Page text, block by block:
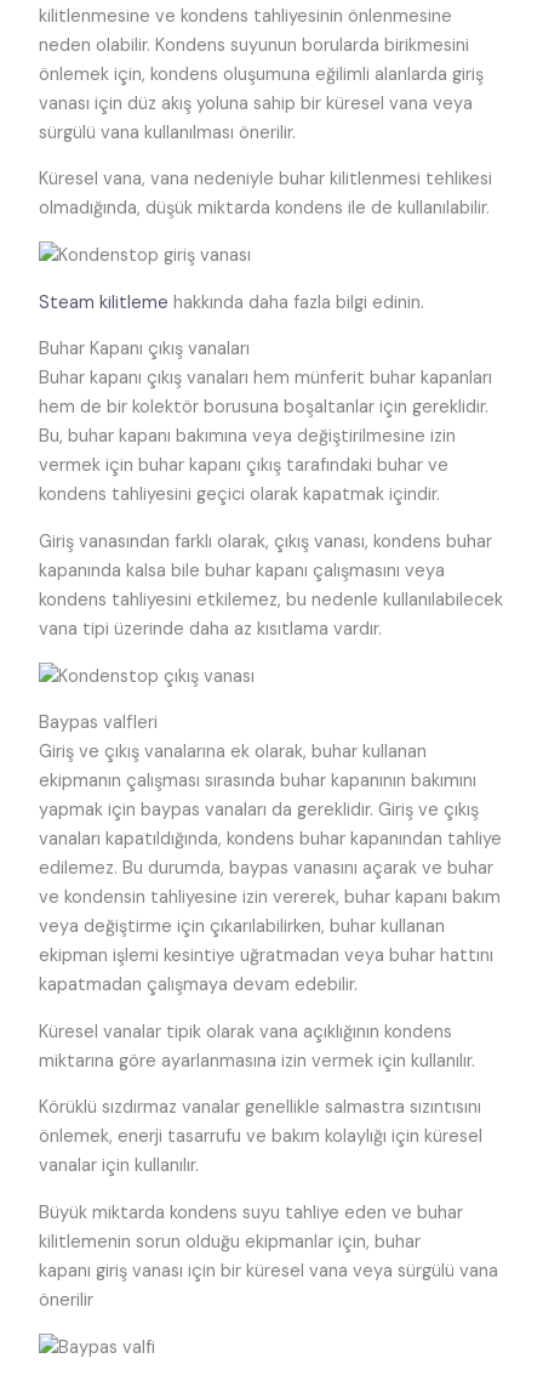
kilitlenmesine ve kondens tahliyesinin önlenmesine
neden olabilir. Kondens suyunun borularda birikmesini
önlemek için, kondens oluşumuna eğilimli alanlarda giriş
vanası için düz akış yoluna sahip bir küresel vana veya
sürgülü vana kullanılması önerilir.
Küresel vana, vana nedeniyle buhar kilitlenmesi tehlikesi
olmadığında, düşük miktarda kondens ile de kullanılabilir.
Steam kilitleme hakkında daha fazla bilgi edinin.
Buhar Kapanı çıkış vanaları
Buhar kapanı çıkış vanaları hem münferit buhar kapanları
hem de bir kolektör borusuna boşaltanlar için gereklidir.
Bu, buhar kapanı bakımına veya değiştirilmesine izin
vermek için buhar kapanı çıkış tarafındaki buhar ve
kondens tahliyesini geçici olarak kapatmak içindir.
Giriş vanasından farklı olarak, çıkış vanası, kondens buhar
kapanında kalsa bile buhar kapanı çalışmasını veya
kondens tahliyesini etkilemez, bu nedenle kullanılabilecek
vana tipi üzerinde daha az kısıtlama vardır.
Baypas valfleri
Giriş ve çıkış vanalarına ek olarak, buhar kullanan
ekipmanın çalışması sırasında buhar kapanının bakımını
yapmak için baypas vanaları da gereklidir. Giriş ve çıkış
vanaları kapatıldığında, kondens buhar kapanından tahliye
edilemez. Bu durumda, baypas vanasını açarak ve buhar
ve kondensin tahliyesine izin vererek, buhar kapanı bakım
veya değiştirme için çıkarılabilirken, buhar kullanan
ekipman işlemi kesintiye uğratmadan veya buhar hattını
kapatmadan çalışmaya devam edebilir.
Küresel vanalar tipik olarak vana açıklığının kondens
miktarına göre ayarlanmasına izin vermek için kullanılır.
Körüklü sızdırmaz vanalar genellikle salmastra sızıntısını
önlemek, enerji tasarrufu ve bakım kolaylığı için küresel
vanalar için kullanılır.
Büyük miktarda kondens suyu tahliye eden ve buhar
kilitlemenin sorun olduğu ekipmanlar için, buhar
kapanı giriş vanası için bir küresel vana veya sürgülü vana
önerilir